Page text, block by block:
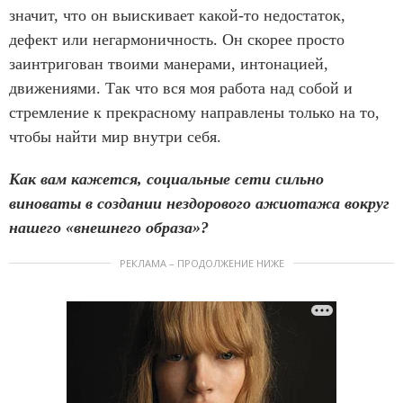
значит, что он выискивает какой-то недостаток,
дефект или негармоничность. Он скорее просто
заинтригован твоими манерами, интонацией,
движениями. Так что вся моя работа над собой и
стремление к прекрасному направлены только на то,
чтобы найти мир внутри себя.
Как вам кажется, социальные сети сильно
виноваты в создании нездорового ажиотажа вокруг
нашего «внешнего образа»?
РЕКЛАМА – ПРОДОЛЖЕНИЕ НИЖЕ